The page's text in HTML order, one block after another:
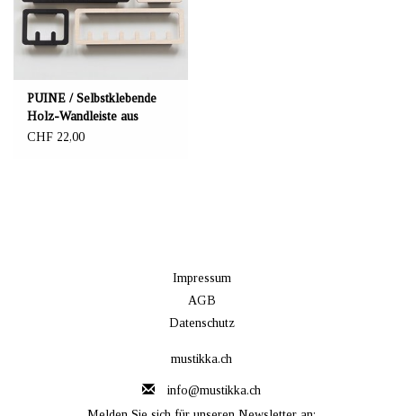
PUINE / Selbstklebende
Holz-Wandleiste aus
Birkenholz
CHF 22,00
Impressum
AGB
Datenschutz
mustikka.ch
info@mustikka.ch